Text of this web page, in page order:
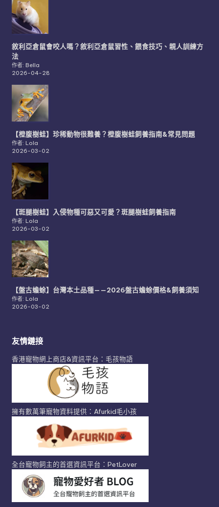
敘利亞倉鼠會咬人嗎？敘利亞倉鼠習性、餵食技巧、親人訓練方
法
作者: Bella
2026-04-28
【橙腹樹蛙】珍稀動物很難養？橙腹樹蛙飼養指南&常見問題
作者: Lola
2026-03-02
【斑腿樹蛙】入侵物種可惡又可愛？斑腿樹蛙飼養指南
作者: Lola
2026-03-02
【盤古蟾蜍】台灣本土品種——2026盤古蟾蜍價格&飼養須知
作者: Lola
2026-03-02
友情鏈接
香港寵物網上商店&資訊平台：毛孩物語
擁有數萬筆寵物資料提供：Afurkid毛小孩
全台寵物飼主的首選資訊平台：PetLover